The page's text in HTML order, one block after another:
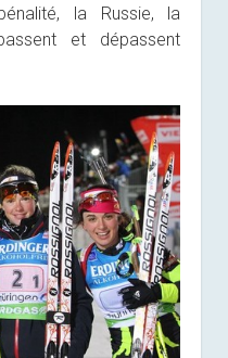
la Russie, la
et dépassent